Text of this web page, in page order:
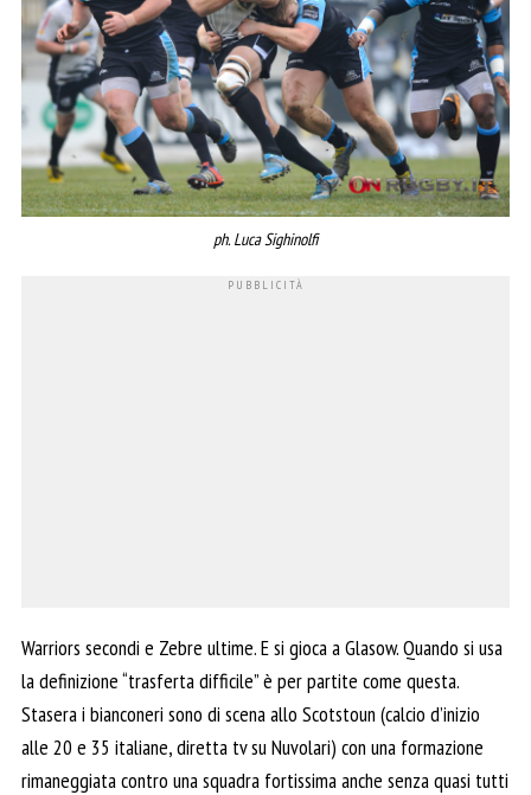
ph. Luca Sighinolfi
Warriors secondi e Zebre ultime. E si gioca a Glasow. Quando si usa
la definizione “trasferta difficile” è per partite come questa.
Stasera i bianconeri sono di scena allo Scotstoun (calcio d’inizio
alle 20 e 35 italiane, diretta tv su Nuvolari) con una formazione
rimaneggiata contro una squadra fortissima anche senza quasi tutti